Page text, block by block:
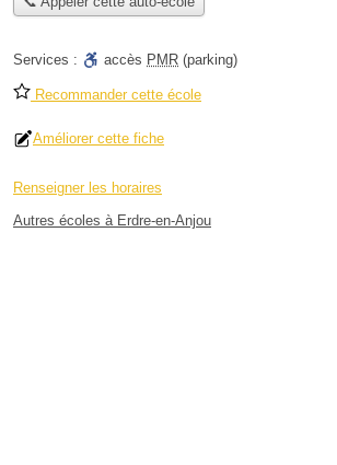
Services : accès PMR (parking)
Recommander cette école
Améliorer cette fiche
Renseigner les horaires
Autres écoles à Erdre-en-Anjou